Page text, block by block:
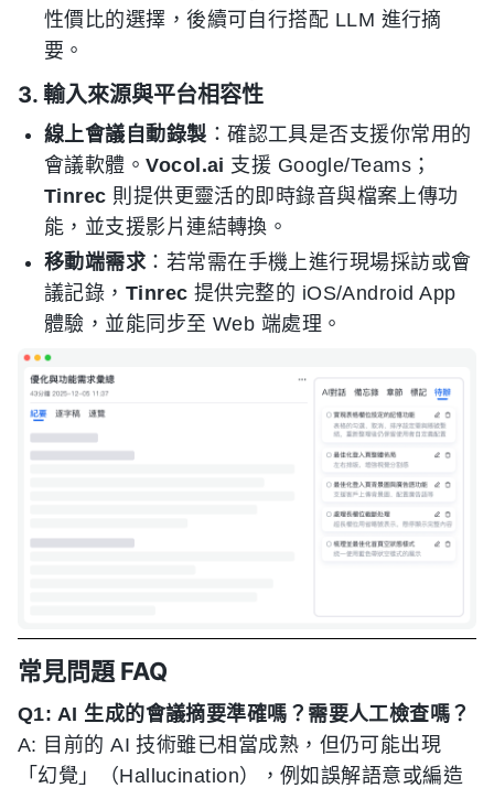
性價比的選擇，後續可自行搭配 LLM 進行摘
要。
3. 輸入來源與平台相容性
線上會議自動錄製 ：確認工具是否支援你常用的
會議軟體。Vocol.ai 支援 Google/Teams；
Tinrec 則提供更靈活的即時錄音與檔案上傳功
能，並支援影片連結轉換。
移動端需求：若常需在手機上進行現場採訪或會
議記錄， Tinrec 提供完整的 iOS/Android App
體驗，並能同步至 Web 端處理。
常見問題 FAQ
Q1: AI 生成的會議摘要準確嗎？需要人工檢查嗎？
A: 目前的 AI 技術雖已相當成熟，但仍可能出現
「幻覺」（Hallucination），例如誤解語意或編造